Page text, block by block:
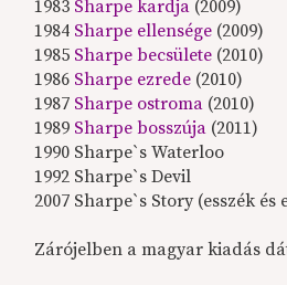
1983 Sharpe kardja (2009)
1984 Sharpe ellensége (2009)
1985 Sharpe becsülete (2010)
1986 Sharpe ezrede (2010)
1987 Sharpe ostroma (2010)
1989 Sharpe bosszúja (2011)
1990 Sharpe`s Waterloo
1992 Sharpe`s Devil
2007 Sharpe`s Story (esszék és
Zárójelben a magyar kiadás